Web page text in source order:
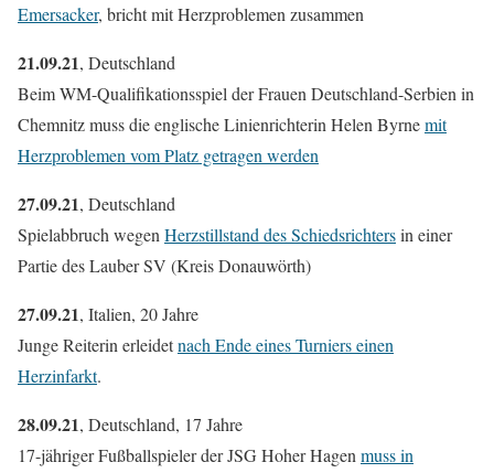
Emersacker, bricht mit Herzproblemen zusammen
21.09.21, Deutschland
Beim WM-Qualifikationsspiel der Frauen Deutschland-Serbien in
Chemnitz muss die englische Linienrichterin Helen Byrnemit
Herzproblemen vom Platz getragen werden
27.09.21, Deutschland
Spielabbruch wegen Herzstillstand des Schiedsrichtersin einer
Partie des Lauber SV (Kreis Donauwörth)
27.09.21, Italien, 20 Jahre
Junge Reiterin erleidetnach Ende eines Turniers einen
Herzinfarkt.
28.09.21, Deutschland, 17 Jahre
17-jähriger Fußballspieler der JSG Hoher Hagen muss in